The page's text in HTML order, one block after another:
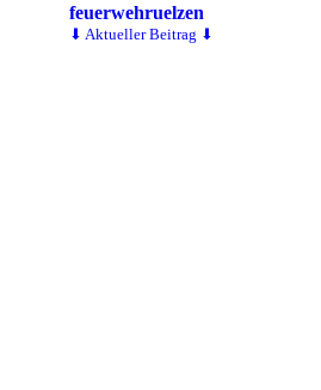
feuerwehruelzen
⬇ Aktueller Beitrag ⬇